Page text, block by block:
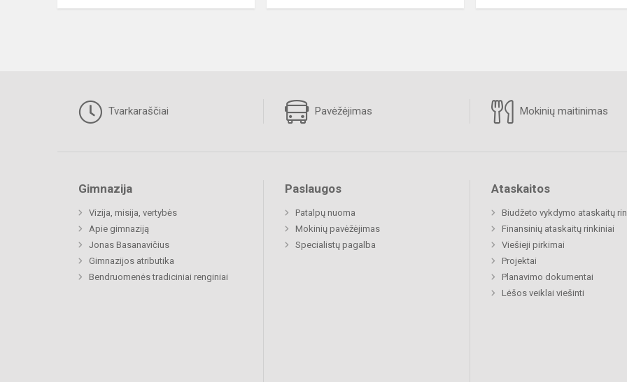
Tvarkaraščiai Pavėžėjimas Mokinių maitinimas
Gimnazija
Vizija, misija, vertybės
Apie gimnaziją
Jonas Basanavičius
Gimnazijos atributika
Bendruomenės tradiciniai renginiai
Paslaugos
Patalpų nuoma
Mokinių pavėžėjimas
Specialistų pagalba
Ataskaitos
Biudžeto vykdymo ataskaitų
Finansinių ataskaitų rinkiniai
Viešieji pirkimai
Projektai
Planavimo dokumentai
Lėšos veiklai viešinti